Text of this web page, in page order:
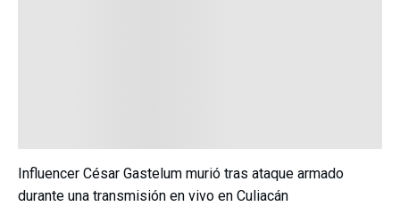
Influencer César Gastelum murió tras ataque armado
durante una transmisión en vivo en Culiacán